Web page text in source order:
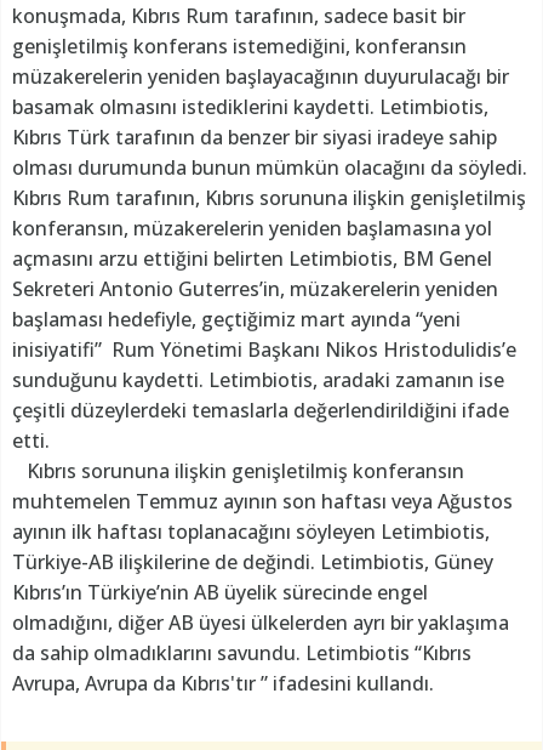
konuşmada, Kıbrıs Rum tarafının, sadece basit bir
genişletilmiş konferans istemediğini, konferansın
müzakerelerin yeniden başlayacağının duyurulacağı bir
basamak olmasını istediklerini kaydetti. Letimbiotis,
Kıbrıs Türk tarafının da benzer bir siyasi iradeye sahip
olması durumunda bunun mümkün olacağını da söyledi.
Kıbrıs Rum tarafının, Kıbrıs sorununa ilişkin genişletilmiş
konferansın, müzakerelerin yeniden başlamasına yol
açmasını arzu ettiğini belirten Letimbiotis, BM Genel
Sekreteri Antonio Guterres’in, müzakerelerin yeniden
başlaması hedefiyle, geçtiğimiz mart ayında “yeni
inisiyatifi” Rum Yönetimi Başkanı Nikos Hristodulidis’e
sunduğunu kaydetti. Letimbiotis, aradaki zamanın ise
çeşitli düzeylerdeki temaslarla değerlendirildiğini ifade
etti.
Kıbrıs sorununa ilişkin genişletilmiş konferansın
muhtemelen Temmuz ayının son haftası veya Ağustos
ayının ilk haftası toplanacağını söyleyen Letimbiotis,
Türkiye-AB ilişkilerine de değindi. Letimbiotis, Güney
Kıbrıs’ın Türkiye’nin AB üyelik sürecinde engel
olmadığını, diğer AB üyesi ülkelerden ayrı bir yaklaşıma
da sahip olmadıklarını savundu. Letimbiotis “Kıbrıs
Avrupa, Avrupa da Kıbrıs'tır ” ifadesini kullandı.